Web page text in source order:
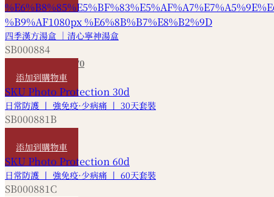
四季漢方湯盒 ｜清心寧神湯盒
SB000884
170
添加到購物車
日常防護 丨 強免疫·少病痛 丨 30天套裝
SB000881B
添加到購物車
日常防護 丨 強免疫·少病痛 丨 60天套裝
SB000881C